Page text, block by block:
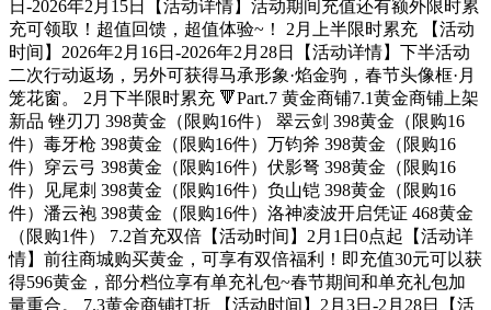
日-2026年2月15日【活动详情】活动期间充值还有额外限时累
充可领取！超值回馈，超值体验~！ 2月上半限时累充 【活动
时间】2026年2月16日-2026年2月28日【活动详情】下半活动
二次行动返场，另外可获得马承形象·焰金驹，春节头像框·月
笼花窗。 2月下半限时累充 🔻Part.7 黄金商铺7.1黄金商铺上架
新品 锉刃刀 398黄金（限购16件） 翠云剑 398黄金（限购16
件）毒牙枪 398黄金（限购16件）万钧斧 398黄金（限购16
件）穿云弓 398黄金（限购16件）伏影弩 398黄金（限购16
件）见尾刺 398黄金（限购16件）负山铠 398黄金（限购16
件）潘云袍 398黄金（限购16件）洛神凌波开启凭证 468黄金
（限购1件） 7.2首充双倍【活动时间】2月1日0点起【活动详
情】前往商城购买黄金，可享有双倍福利！即充值30元可以获
得596黄金，部分档位享有单充礼包~春节期间和单充礼包加
量重合。 7.3黄金商铺打折 【活动时间】2月3日-2月28日【活